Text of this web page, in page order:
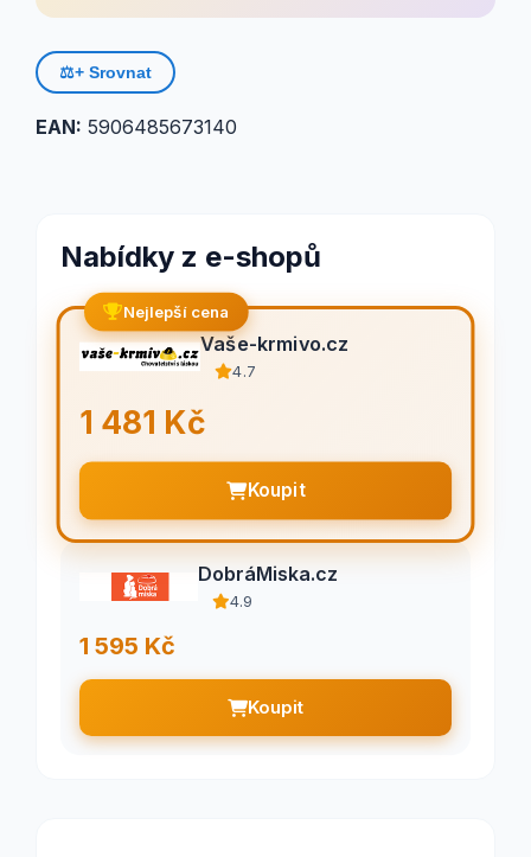
⚖️+ Srovnat
EAN: 5906485673140
Nabídky z e-shopů
Nejlepší cena
Vaše-krmivo.cz
4.7
1 481 Kč
Koupit
DobráMiska.cz
4.9
1 595 Kč
Koupit